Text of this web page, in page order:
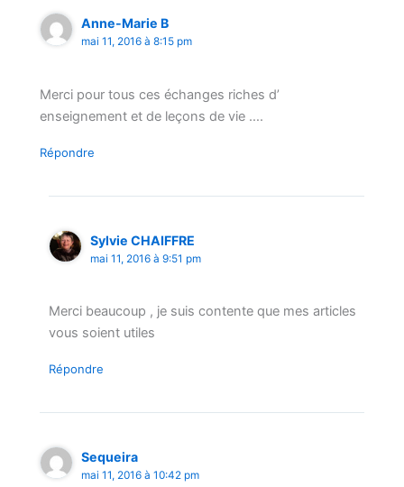
Anne-Marie B
mai 11, 2016 à 8:15 pm
Merci pour tous ces échanges riches d’
enseignement et de leçons de vie ….
Répondre
Sylvie CHAIFFRE
mai 11, 2016 à 9:51 pm
Merci beaucoup , je suis contente que mes articles
vous soient utiles
Répondre
Sequeira
mai 11, 2016 à 10:42 pm